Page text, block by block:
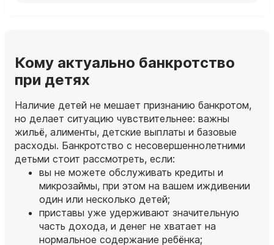
Кому актуально банкротство
при детях
Наличие детей не мешает признанию банкротом,
но делает ситуацию чувствительнее: важны
жильё, алименты, детские выплаты и базовые
расходы. Банкротство с несовершеннолетними
детьми стоит рассмотреть, если:
вы не можете обслуживать кредиты и
микрозаймы, при этом на вашем иждивении
один или несколько детей;
приставы уже удерживают значительную
часть дохода, и денег не хватает на
нормальное содержание ребёнка;